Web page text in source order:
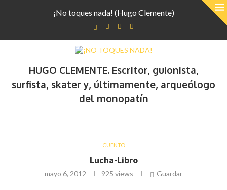
¡No toques nada! (Hugo Clemente)
HUGO CLEMENTE. Escritor, guionista,
surfista, skater y, últimamente, arqueólogo
del monopatín
CUENTO
Lucha-Libro
mayo 6, 2012 925 views Guardar